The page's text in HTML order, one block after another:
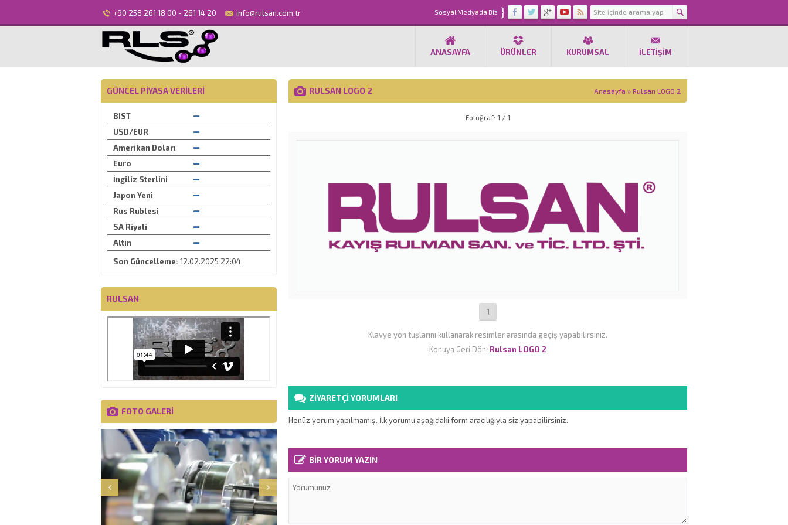
+90 258 261 18 00 - 261 14 20 info@rulsan.com.tr Sosyal Medyada Biz }
ANASAYFA ÜRÜNLER KURUMSAL İLETIŞIM
RULSAN LOGO 2 Anasayfa » Rulsan LOGO 2
Fotoğraf: 1 / 1
1
Klavye yön tuşlarını kullanarak resimler arasında geçiş yapabilirsiniz.
Konuya Geri Dön: Rulsan LOGO 2
ZİYARETÇİ YORUMLARI
Henüz yorum yapılmamış. İlk yorumu aşağıdaki form aracılığıyla siz yapabilirsiniz.
BİR YORUM YAZIN
GÜNCEL PIYASA VERILERI
BIST
USD/EUR
Amerikan Doları
Euro
İngiliz Sterlini
Japon Yeni
Rus Rublesi
SA Riyali
Altın
Son Güncelleme: 12.02.2025 22:04
RULSAN
FOTO GALERİ